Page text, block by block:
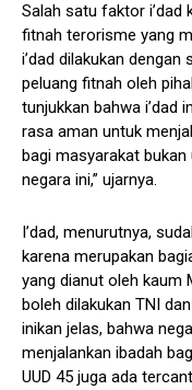
Salah satu faktor i’dad
fitnah terorisme yang
i’dad dilakukan
peluang fitnah oleh
tunjukkan bahwa i’dad
rasa aman untuk
bagi masyarakat
negara ini,” ujarnya.
I’dad, menurutnya,
karena merupakan
yang dianut oleh kaum
boleh dilakukan TNI
inikan jelas, bahwa
menjalankan ibadah
UUD 45 juga ada